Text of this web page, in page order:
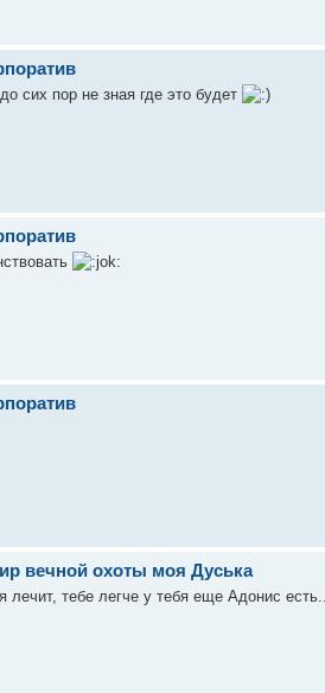
сих пор не зная где это будет
вечной охоты моя Дуська
тебе легче у тебя еще Адонис